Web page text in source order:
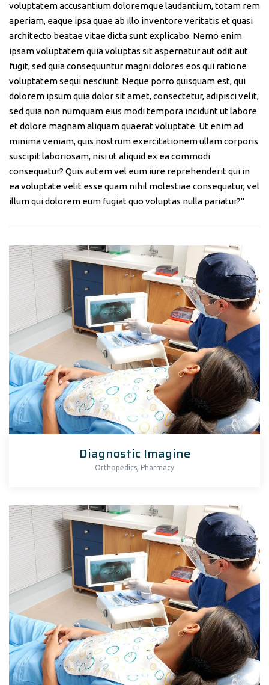
voluptatem accusantium doloremque laudantium, totam rem
aperiam, eaque ipsa quae ab illo inventore veritatis et quasi
architecto beatae vitae dicta sunt explicabo. Nemo enim
ipsam voluptatem quia voluptas sit aspernatur aut odit aut
fugit, sed quia consequuntur magni dolores eos qui ratione
voluptatem sequi nesciunt. Neque porro quisquam est, qui
dolorem ipsum quia dolor sit amet, consectetur, adipisci velit,
sed quia non numquam eius modi tempora incidunt ut labore
et dolore magnam aliquam quaerat voluptate. Ut enim ad
minima veniam, quis nostrum exercitationem ullam corporis
suscipit laboriosam, nisi ut aliquid ex ea commodi
consequatur? Quis autem vel eum iure reprehenderit qui in
ea voluptate velit esse quam nihil molestiae consequatur, vel
illum qui dolorem eum fugiat quo voluptas nulla pariatur?"
Diagnostic Imagine
Orthopedics, Pharmacy